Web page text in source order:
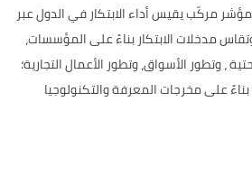
مركّب يقيس أداء الابتكار في الدول عبر
مدخلات الابتكار بناءً على المؤسسات،
، وتطور الأسواق، وتطور الأعمال التجارية؛
على مخرجات المعرفة والتكنولوجيا